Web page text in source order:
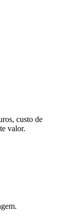
custo de
valor.